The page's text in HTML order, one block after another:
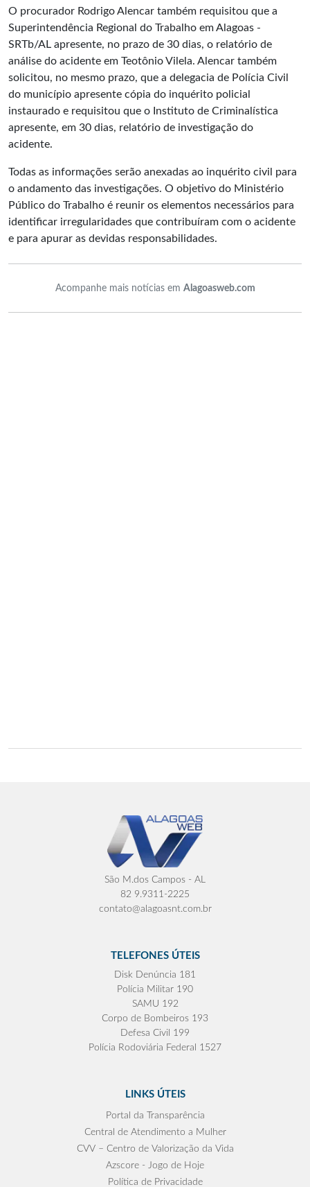
O procurador Rodrigo Alencar também requisitou que a
Superintendência Regional do Trabalho em Alagoas -
SRTb/AL apresente, no prazo de 30 dias, o relatório de
análise do acidente em Teotônio Vilela. Alencar também
solicitou, no mesmo prazo, que a delegacia de Polícia Civil
do município apresente cópia do inquérito policial
instaurado e requisitou que o Instituto de Criminalística
apresente, em 30 dias, relatório de investigação do
acidente.
Todas as informações serão anexadas ao inquérito civil para
o andamento das investigações. O objetivo do Ministério
Público do Trabalho é reunir os elementos necessários para
identificar irregularidades que contribuíram com o acidente
e para apurar as devidas responsabilidades.
Acompanhe mais notícias em Alagoasweb.com
São M.dos Campos - AL
82 9.9311-2225
contato@alagoasnt.com.br
TELEFONES ÚTEIS
Disk Denúncia 181
Polícia Militar 190
SAMU 192
Corpo de Bombeiros 193
Defesa Civil 199
Polícia Rodoviária Federal 1527
LINKS ÚTEIS
Portal da Transparência
Central de Atendimento a Mulher
CVV – Centro de Valorização da Vida
Azscore - Jogo de Hoje
Política de Privacidade